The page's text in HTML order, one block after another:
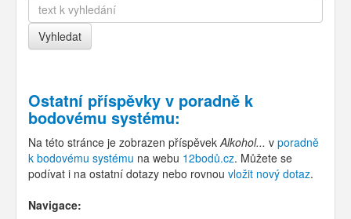
Ostatní příspěvky v poradně k
bodovému systému:
Na této stránce je zobrazen příspěvek Alkohol... v poradně
k bodovému systému na webu 12bodů.cz. Můžete se
podívat i na ostatní dotazy nebo rovnou vložit nový dotaz.
Navigace: